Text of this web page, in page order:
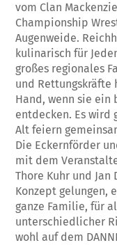
vom Clan
Championship
Augenweide.
kulinarisch für
großes regionales
und Rettungskräfte
Hand, wenn sie ein
entdecken. Es wird
Alt feiern
Die Eckernförder
mit dem
Thore Kuhr und
Konzept gelungen,
ganze Familie, für
unterschiedlicher
wohl auf dem